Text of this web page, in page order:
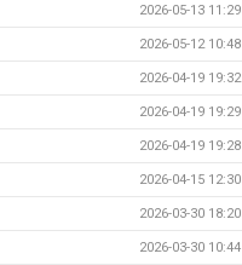
2026-05-13 11:29
2026-05-12 10:48
2026-04-19 19:32
2026-04-19 19:29
2026-04-19 19:28
2026-04-15 12:30
2026-03-30 18:20
2026-03-30 10:44